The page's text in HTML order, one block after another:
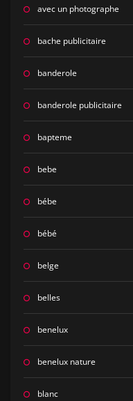
avec un photographe
bache publicitaire
banderole
banderole publicitaire
bapteme
bebe
bébe
bébé
belge
belles
benelux
benelux nature
blanc